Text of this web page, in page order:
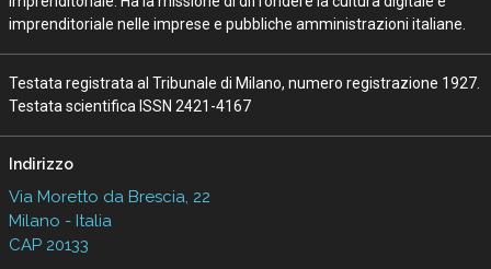
imprenditoriale nelle imprese e pubbliche amministrazioni italiane.
Testata registrata al Tribunale di Milano, numero registrazione 1927.
Testata scientifica ISSN 2421-4167
Indirizzo
Via Moretto da Brescia, 22
Milano - Italia
CAP 20133